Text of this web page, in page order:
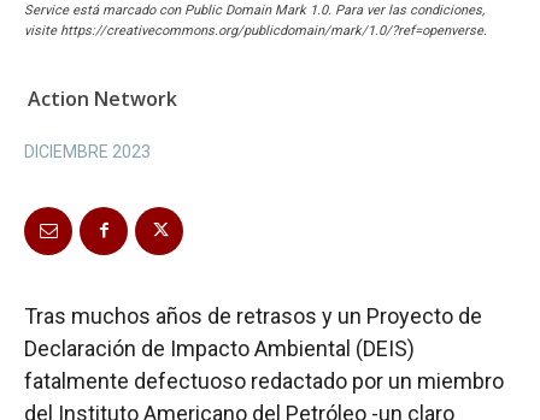
Service está marcado con Public Domain Mark 1.0. Para ver las condiciones,
visite https://creativecommons.org/publicdomain/mark/1.0/?ref=openverse.
Action Network
DICIEMBRE 2023
Tras muchos años de retrasos y un Proyecto de
Declaración de Impacto Ambiental (DEIS)
fatalmente defectuoso redactado por un miembro
del Instituto Americano del Petróleo -un claro